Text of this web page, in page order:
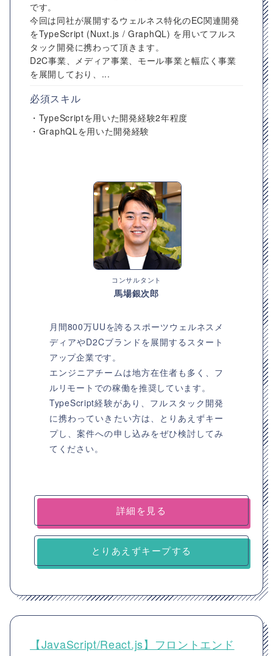
です。
今回は同社が展開するウェルネス特化のEC関連開発
をTypeScript (Nuxt.js / GraphQL) を用いてフルス
タック開発に携わって頂きます。
D2C事業、メディア事業、モール事業と幅広く事業
を展開しており、...
必須スキル
・TypeScriptを用いた開発経験2年程度
・GraphQLを用いた開発経験
コンサルタント
馬場銀次郎
月間800万UUを誇るスポーツウェルネスメ
ディアやD2Cブランドを展開するスタート
アップ企業です。
エンジニアチームは地方在住者も多く、フ
ルリモートでの稼働を推奨しています。
TypeScript経験があり、フルスタック開発
に携わっていきたい方は、とりあえずキー
プし、案件への申し込みをぜひ検討してみ
てください。
詳細を見る
とりあえずキープする
【JavaScript/React.js】フロントエンド